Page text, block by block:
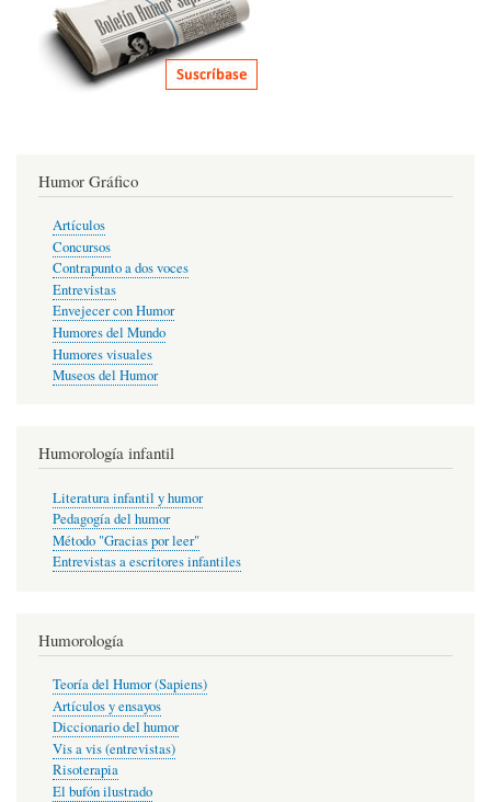
Humor Gráfico
Artículos
Concursos
Contrapunto a dos voces
Entrevistas
Envejecer con Humor
Humores del Mundo
Humores visuales
Museos del Humor
Humorología infantil
Literatura infantil y humor
Pedagogía del humor
Método "Gracias por leer"
Entrevistas a escritores infantiles
Humorología
Teoría del Humor (Sapiens)
Artículos y ensayos
Diccionario del humor
Vis a vis (entrevistas)
Risoterapia
El bufón ilustrado